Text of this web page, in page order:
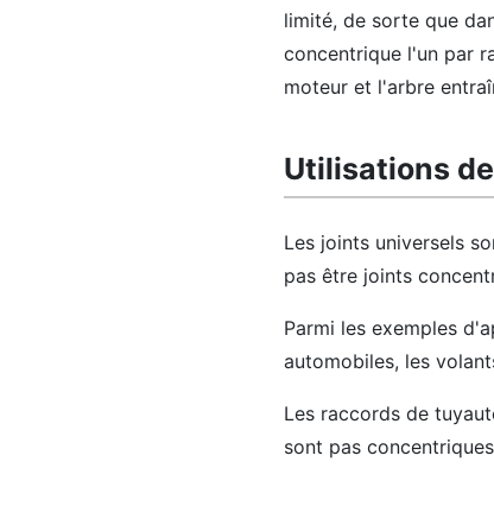
limité, de sorte que
concentrique l'un par
moteur et l'arbre
Utilisations
Les joints universels
pas être joints
Parmi les exemples
automobiles, les
Les raccords de
sont pas